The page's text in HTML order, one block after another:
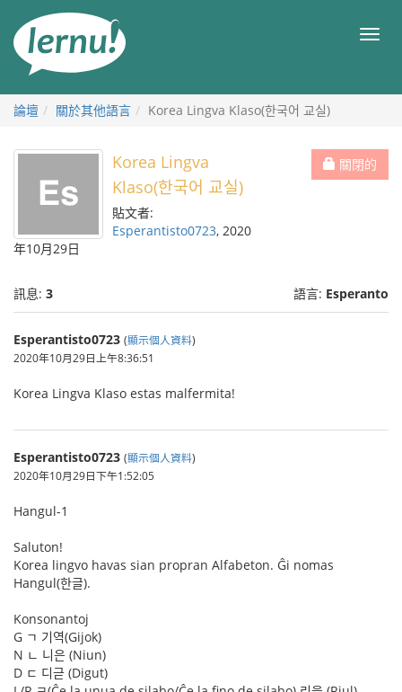
目
論壇 關於其他語言 Korea Lingva Klaso(한국어 교실)
關閉的
Korea Lingva
Klaso(한국어 교실)
貼文者:
Esperantisto0723, 2020
年10月29日
訊息: 3 語言: Esperanto
Esperantisto0723 (顯示個人資料)
2020年10月29日上午8:36:51
Korea Lingva Klaso estas malfermita!
Esperantisto0723 (顯示個人資料)
2020年10月29日下午1:52:05
Hangul-1
Saluton!
Korea lingvo havas sian propran Alfabeton. Ĝi nomas
Hangul(한글).
Konsonantoj
G ㄱ 기역(Gijok)
N ㄴ 니은 (Niun)
D ㄷ 디귿 (Digut)